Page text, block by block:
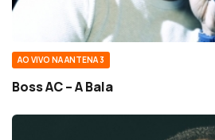
AO VIVO NA ANTENA 3
Boss AC – A Bala